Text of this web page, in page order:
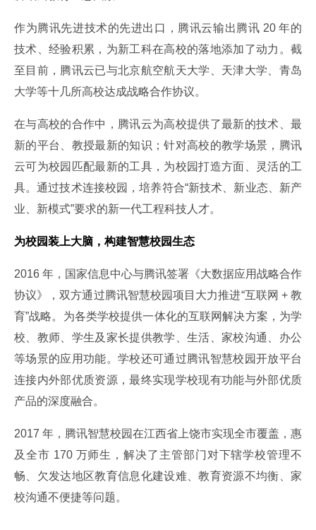
作为腾讯先进技术的先进出口，腾讯云输出腾讯 20 年的
技术、经验积累，为新工科在高校的落地添加了动力。截
至目前，腾讯云已与北京航空航天大学、天津大学、青岛
大学等十几所高校达成战略合作协议。
在与高校的合作中，腾讯云为高校提供了最新的技术、最
新的平台、教授最新的知识；针对高校的教学场景，腾讯
云可为校园匹配最新的工具，为校园打造方面、灵活的工
具。通过技术连接校园，培养符合“新技术、新业态、新产
业、新模式”要求的新一代工程科技人才。
为校园装上大脑，构建智慧校园生态
2016 年，国家信息中心与腾讯签署《大数据应用战略合作
协议》，双方通过腾讯智慧校园项目大力推进“互联网 + 教
育”战略。为各类学校提供一体化的互联网解决方案，为学
校、教师、学生及家长提供教学、生活、家校沟通、办公
等场景的应用功能。学校还可通过腾讯智慧校园开放平台
连接内外部优质资源，最终实现学校现有功能与外部优质
产品的深度融合。
2017 年，腾讯智慧校园在江西省上饶市实现全市覆盖，惠
及全市 170 万师生，解决了主管部门对下辖学校管理不
畅、欠发达地区教育信息化建设难、教育资源不均衡、家
校沟通不便捷等问题。